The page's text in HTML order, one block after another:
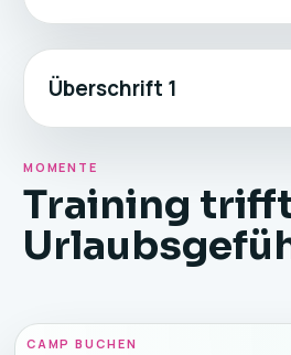
Überschrift 1
MOMENTE
Training
CAMP BUCHEN